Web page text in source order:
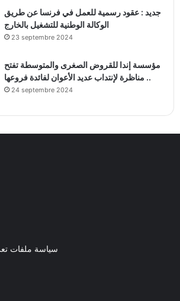
جديد : عقود رسمية للعمل في فرنسا عن طريق
الوكالة الوطنية للتشغيل بالخارج
23 septembre 2024
مؤسسة إندا للقروض الصغرى والمتوسطة تفتح
مناظرة لإنتداب عديد الأعوان لفائدة فروعها ..
24 septembre 2024
سياسة ملفات